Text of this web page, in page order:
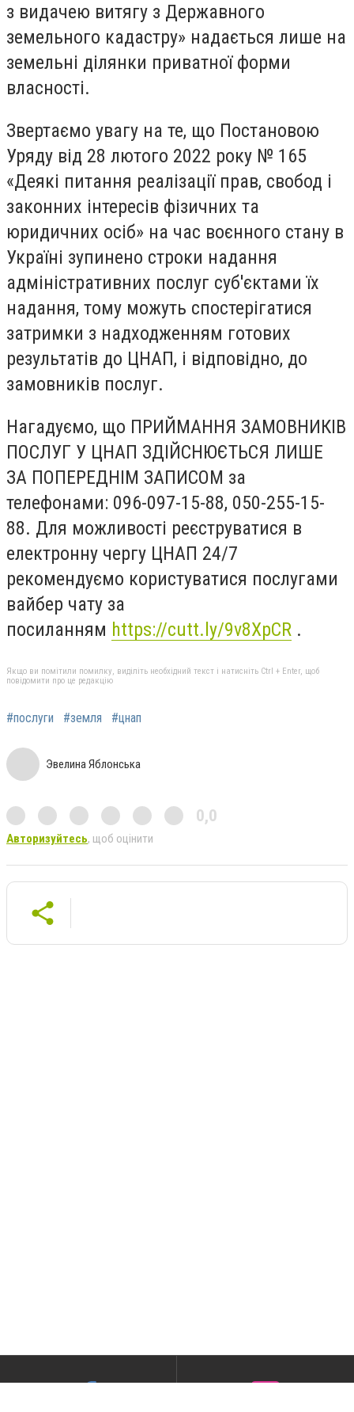
з видачею витягу з Державного
земельного кадастру» надається лише на
земельні ділянки приватної форми
власності.
Звертаємо увагу на те, що Постановою
Уряду від 28 лютого 2022 року № 165
«Деякі питання реалізації прав, свобод і
законних інтересів фізичних та
юридичних осіб» на час воєнного стану в
Україні зупинено строки надання
адміністративних послуг суб'єктами їх
надання, тому можуть спостерігатися
затримки з надходженням готових
результатів до ЦНАП, і відповідно, до
замовників послуг.
Нагадуємо, що ПРИЙМАННЯ ЗАМОВНИКІВ
ПОСЛУГ У ЦНАП ЗДІЙСНЮЄТЬСЯ ЛИШЕ
ЗА ПОПЕРЕДНІМ ЗАПИСОМ за
телефонами: 096-097-15-88, 050-255-15-
88. Для можливості реєструватися в
електронну чергу ЦНАП 24/7
рекомендуємо користуватися послугами
вайбер чату за
посиланням https://cutt.ly/9v8XpCR .
Якщо ви помітили помилку, виділіть необхідний текст і натисніть Ctrl + Enter, щоб
повідомити про це редакцію
#послуги #земля #цнап
Эвелина Яблонська
0,0
Авторизуйтесь, щоб оцінити